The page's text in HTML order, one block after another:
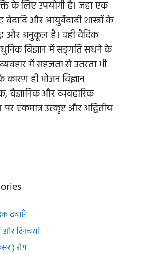
के लिए उपयोगी है। जहा एक
और आयुर्वेदादी शास्त्रों के
और अनुकूल है। वही वैदिक
विज्ञान में सङ्गति सधने के
में सहजता से उतरता भी
कारण ही भोजन विज्ञान
वैज्ञानिक और व्यवहारिक
एकमात्र उत्कृष्ट और अद्वितीय
दवाएँ
दिनचर्या
) रोग